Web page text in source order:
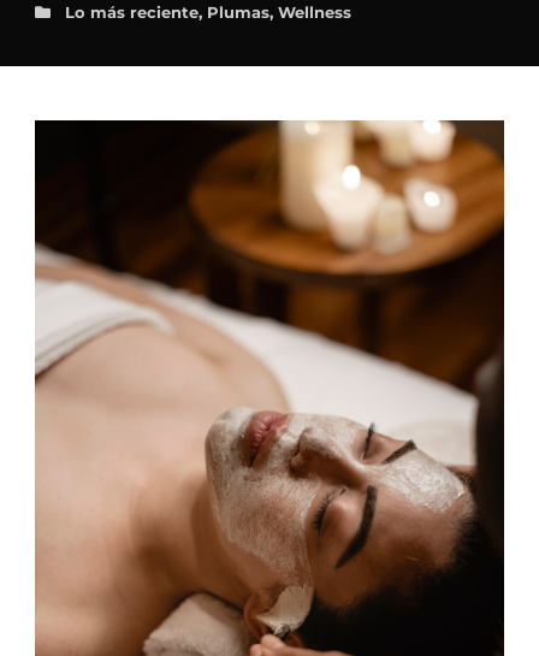
Lo más reciente, Plumas, Wellness